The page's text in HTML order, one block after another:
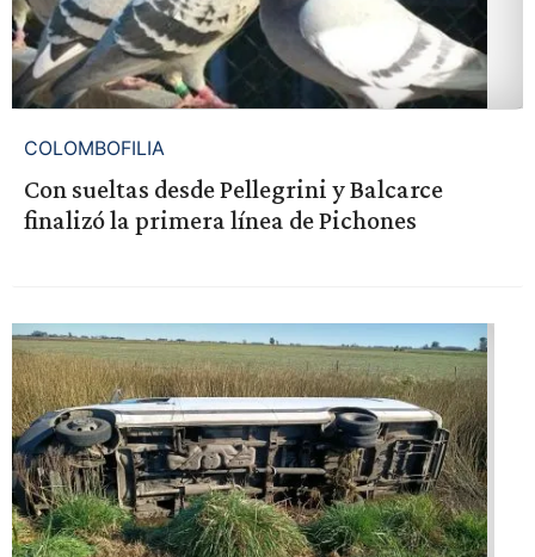
COLOMBOFILIA
Con sueltas desde Pellegrini y Balcarce
finalizó la primera línea de Pichones